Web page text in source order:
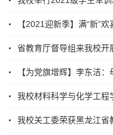
省教育厅督导组来我校开
【为党旗增辉】李东洁